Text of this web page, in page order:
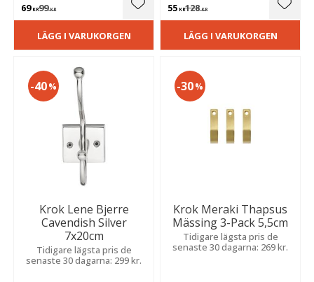
69KR99KR Lägg till i favoriter
LÄGG I VARUKORGEN
55 KR128KR
LÄGG I VARUKORGEN
Krok Lene Bjerre
Cavendish Silver
7x20cm
Tidigare lägsta pris de
senaste 30 dagarna: 299 kr.
40%
Krok Meraki Thapsus
Mässing 3-Pack 5,5cm
Tidigare lägsta pris de
senaste 30 dagarna: 269 kr.
30%